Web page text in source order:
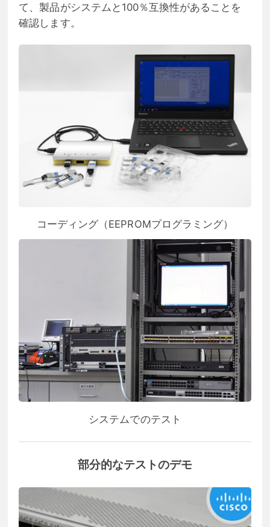
て、製品がシステムと100％互換性があることを
確認します。
コーディング（EEPROMプログラミング）
システムでのテスト
部分的なテストのデモ